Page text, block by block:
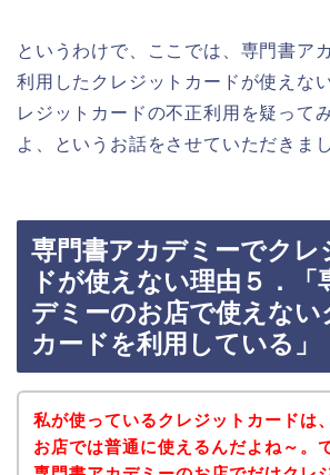
というわけで、ここでは、専門書ア
利用したクレジットカードが使えな
レジットカードの不正利用を疑って
よ、というお話をさせていただきまし
専門書アカデミーでクレ
ドが使えない理由５．「
デミーのお店で使えない
カードを利用している」
私が使っているクレジットカードは
お店では普通に使えるんだよね～。